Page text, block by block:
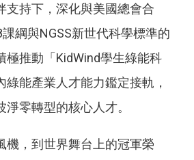
支持下，深化與美國總會合
綱與NGSS新世代科學標準的
極推動「KidWind學生綠能科
綠能產業人才能力鑑定接軌，
零轉型的核心人才。
機，到世界舞台上的冠軍榮